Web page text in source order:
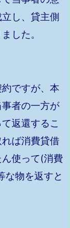
し、貸主側
した。
ですが、本
者の一方が
返還するこ
ば消費貸借
使って(消費
な物を返すと